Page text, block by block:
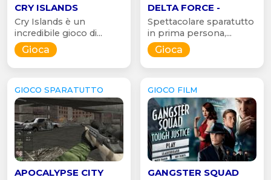
CRY ISLANDS
Cry Islands è un
incredibile gioco di...
Gioca
DELTA FORCE -
Spettacolare sparatutto
in prima persona,...
Gioca
GIOCO SPARATUTTO
APOCALYPSE CITY
GIOCO FILM
GANGSTER SQUAD